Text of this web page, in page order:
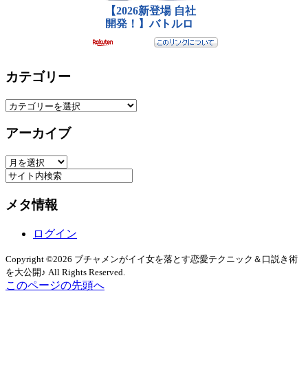
カテゴリー
カ
ゴ
ー
アーカイブ
ア
ー
イ
メタ情報
ログイン
Copyright ©2026 ブチャメンがイイ女を落とす恋愛テクニック＆口説き術
を大公開♪ All Rights Reserved.
このページの先頭へ